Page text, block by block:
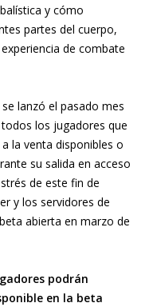
y cómo
partes del cuerpo,
de combate
lanzó el pasado mes
los jugadores que
la venta disponibles o
su salida en acceso
de este fin de
y los servidores de
abierta en marzo de
podrán
en la beta